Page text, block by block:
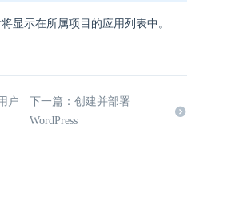
显示在所属项目的应用列表中。
户
下一篇：创建并部署
WordPress